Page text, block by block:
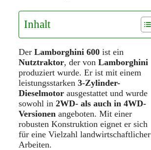
Inhalt
Der Lamborghini 600 ist ein
Nutztraktor, der von Lamborghini
produziert wurde. Er ist mit einem
leistungsstarken 3-Zylinder-
Dieselmotor ausgestattet und wurde
sowohl in 2WD- als auch in 4WD-
Versionen angeboten. Mit einer
robusten Konstruktion eignet er sich
für eine Vielzahl landwirtschaftlicher
Arbeiten.